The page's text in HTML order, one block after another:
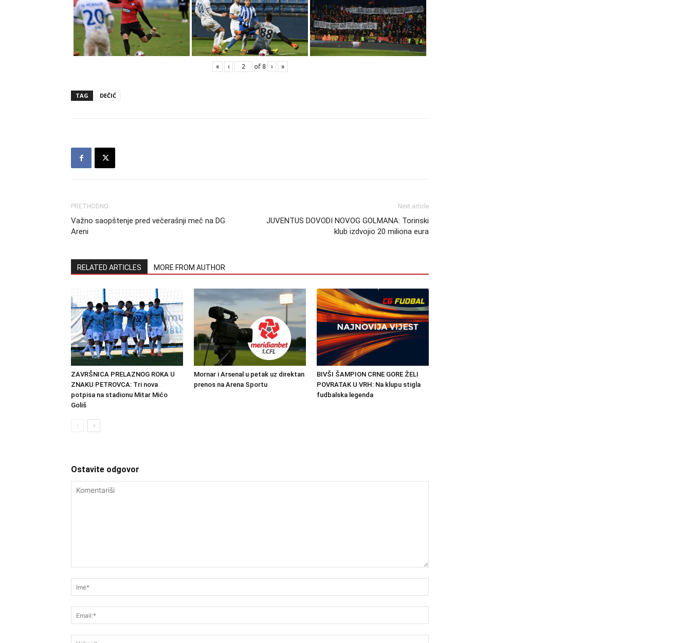
« ‹ of 8 › »
TAG DEČIĆ
PRETHODNO
Važno saopštenje pred večerašnji meč na DG
Areni
Next article
JUVENTUS DOVODI NOVOG GOLMANA: Torinski
klub izdvojio 20 miliona eura
RELATED ARTICLES MORE FROM AUTHOR
ZAVRŠNICA PRELAZNOG ROKA U
ZNAKU PETROVCA: Tri nova
potpisa na stadionu Mitar Mićo
Goliš
Mornar i Arsenal u petak uz direktan
prenos na Arena Sportu
BIVŠI ŠAMPION CRNE GORE ŽELI
POVRATAK U VRH: Na klupu stigla
fudbalska legenda
Ostavite odgovor